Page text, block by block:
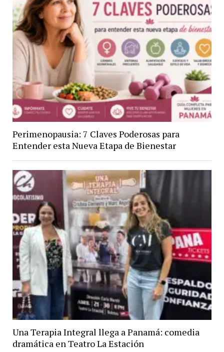
Perimenopausia: 7 Claves Poderosas para
Entender esta Nueva Etapa de Bienestar
Una Terapia Integral llega a Panamá: comedia
dramática en Teatro La Estación